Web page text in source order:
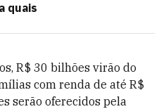
quais
R$ 30 bilhões virão do
com renda de até R$
serão oferecidos pela